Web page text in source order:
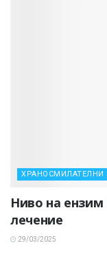
ХРАНОСМИЛАТЕЛНИ
Ниво на ензим
лечение
29/03/2025